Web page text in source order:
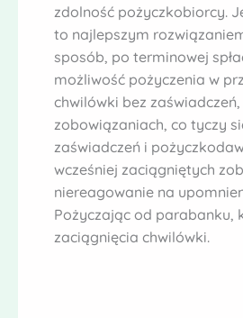
zdolność pożyczkobiorcy.
to najlepszym
sposób, po terminowej
możliwość pożyczenia w
chwilówki bez
zobowiązaniach, co tyczy
zaświadczeń i
wcześniej zaciągniętych
niereagowanie na
Pożyczając od parabanku,
zaciągnięcia chwilówki.